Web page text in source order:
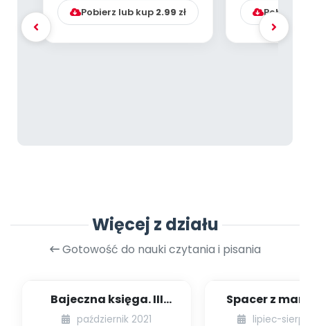
Pobierz lub kup 2.99 zł Pobierz
Więcej z działu
Gotowość do nauki czytania i pisania
Bajeczna księga. III
edycja projektu
październik 2021
Spacer z
lipiec-